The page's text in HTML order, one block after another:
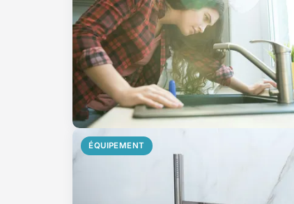
ÉQUIPEMENT